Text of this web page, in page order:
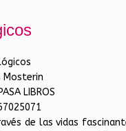
Mosterin
LIBROS
de las vidas